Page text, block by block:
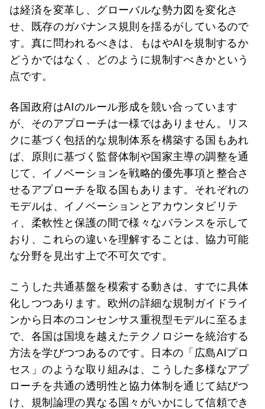
は経済を変革し、グローバルな勢力図を変化さ
せ、既存のガバナンス規則を揺るがしているので
す。真に問われるべきは、もはやAIを規制するか
どうかではなく、どのように規制すべきかという
点です。
各国政府はAIのルール形成を競い合っています
が、そのアプローチは一様ではありません。リス
クに基づく包括的な規制体系を構築する国もあれ
ば、原則に基づく監督体制や国家主導の調整を通
じて、イノベーションを戦略的優先事項と整合さ
せるアプローチを取る国もあります。それぞれの
モデルは、イノベーションとアカウンタビリテ
ィ、柔軟性と保護の間で様々なバランスを示して
おり、これらの違いを理解することは、協力可能
な分野を見出す上で不可欠です。
こうした共通基盤を模索する動きは、すでに具体
化しつつあります。欧州の詳細な規制ガイドライ
ンから日本のコンセンサス重視型モデルに至るま
で、各国は国境を越えたテクノロジーを統治する
方法を学びつつあるのです。日本の「広島AIプロ
セス」のような取り組みは、こうした多様なアプ
ローチを共通の透明性と協力体制を通じて結びつ
け、規制論理の異なる国々がいかにして信頼でき